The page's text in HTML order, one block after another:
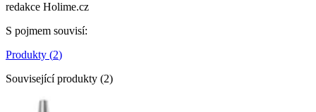
redakce Holime.cz
S pojmem souvisí:
Produkty (2)
Související produkty (2)